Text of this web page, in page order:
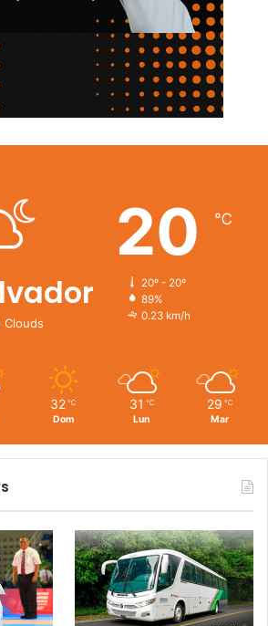
Clouds
20 ℃
20º - 20º
89%
0.23 km/h
32 ℃
Dom
31 ℃
Lun
29 ℃
Mar